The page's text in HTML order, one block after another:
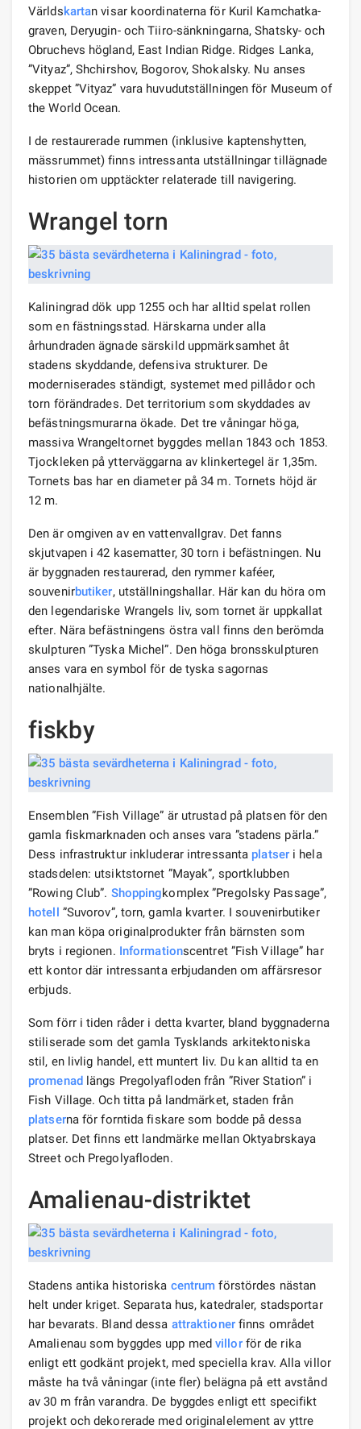
Världskartan visar koordinaterna för Kuril Kamchatka-
graven, Deryugin- och Tiiro-sänkningarna, Shatsky- och
Obruchevs högland, East Indian Ridge. Ridges Lanka,
”Vityaz”, Shchirshov, Bogorov, Shokalsky. Nu anses
skeppet ”Vityaz” vara huvudutställningen för Museum of
the World Ocean.
I de restaurerade rummen (inklusive kaptenshytten,
mässrummet) finns intressanta utställningar tillägnade
historien om upptäckter relaterade till navigering.
Wrangel torn
Kaliningrad dök upp 1255 och har alltid spelat rollen
som en fästningsstad. Härskarna under alla
århundraden ägnade särskild uppmärksamhet åt
stadens skyddande, defensiva strukturer. De
moderniserades ständigt, systemet med pillådor och
torn förändrades. Det territorium som skyddades av
befästningsmurarna ökade. Det tre våningar höga,
massiva Wrangeltornet byggdes mellan 1843 och 1853.
Tjockleken på ytterväggarna av klinkertegel är 1,35m.
Tornets bas har en diameter på 34 m. Tornets höjd är
12 m.
Den är omgiven av en vattenvallgrav. Det fanns
skjutvapen i 42 kasematter, 30 torn i befästningen. Nu
är byggnaden restaurerad, den rymmer kaféer,
souvenirbutiker, utställningshallar. Här kan du höra om
den legendariske Wrangels liv, som tornet är uppkallat
efter. Nära befästningens östra vall finns den berömda
skulpturen ”Tyska Michel”. Den höga bronsskulpturen
anses vara en symbol för de tyska sagornas
nationalhjälte.
fiskby
Ensemblen ”Fish Village” är utrustad på platsen för den
gamla fiskmarknaden och anses vara ”stadens pärla.”
Dess infrastruktur inkluderar intressanta platseri hela
stadsdelen: utsiktstornet ”Mayak”, sportklubben
”Rowing Club”. Shoppingkomplex ”Pregolsky Passage”,
hotell ”Suvorov”, torn, gamla kvarter. I souvenirbutiker
kan man köpa originalprodukter från bärnsten som
bryts i regionen. Informationscentret ”Fish Village” har
ett kontor där intressanta erbjudanden om affärsresor
erbjuds.
Som förr i tiden råder i detta kvarter, bland byggnaderna
stiliserade som det gamla Tysklands arkitektoniska
stil, en livlig handel, ett muntert liv. Du kan alltid ta en
promenadlängs Pregolyafloden från ”River Station” i
Fish Village. Och titta på landmärket, staden från
platserna för forntida fiskare som bodde på dessa
platser. Det finns ett landmärke mellan Oktyabrskaya
Street och Pregolyafloden.
Amalienau-distriktet
Stadens antika historiska centrum förstördes nästan
helt under kriget. Separata hus, katedraler, stadsportar
har bevarats. Bland dessa attraktionerfinns området
Amalienau som byggdes upp medvillorför de rika
enligt ett godkänt projekt, med speciella krav. Alla villor
måste ha två våningar (inte fler) belägna på ett avstånd
av 30 m från varandra. De byggdes enligt ett specifikt
projekt och dekorerade med originalelement av yttre